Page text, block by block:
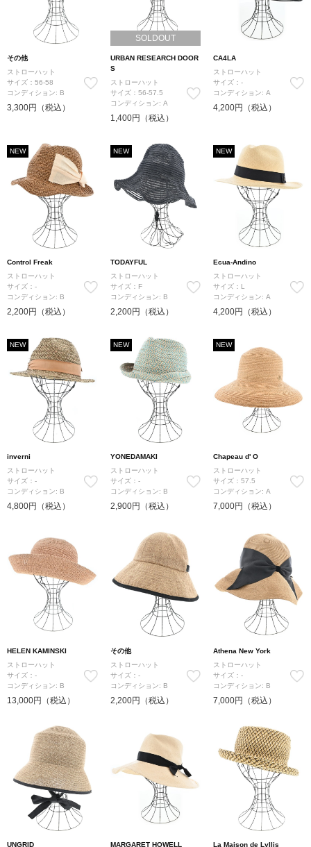
その他
ストローハット
サイズ：56-58
コンディション: B
3,300円（税込）
SOLDOUT
URBAN RESEARCH DOOR
S
ストローハット
サイズ：56-57.5
コンディション: A
1,400円（税込）
CA4LA
ストローハット
サイズ：-
コンディション: A
4,200円（税込）
NEW
Control Freak
ストローハット
サイズ：-
コンディション: B
2,200円（税込）
NEW
TODAYFUL
ストローハット
サイズ：F
コンディション: B
2,200円（税込）
NEW
Ecua-Andino
ストローハット
サイズ：L
コンディション: A
4,200円（税込）
NEW
inverni
ストローハット
サイズ：-
コンディション: B
4,800円（税込）
NEW
YONEDAMAKI
ストローハット
サイズ：-
コンディション: B
2,900円（税込）
NEW
Chapeau d' O
ストローハット
サイズ：57.5
コンディション: A
7,000円（税込）
HELEN KAMINSKI
ストローハット
サイズ：-
コンディション: B
13,000円（税込）
その他
ストローハット
サイズ：-
コンディション: B
2,200円（税込）
Athena New York
ストローハット
サイズ：-
コンディション: B
7,000円（税込）
UNGRID
MARGARET HOWELL
La Maison de Lyllis